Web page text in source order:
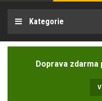
Kategorie
Doprava zdarma